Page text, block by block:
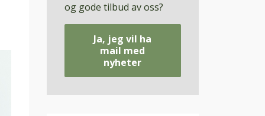
og gode tilbud av oss?
Ja, jeg vil ha
mail med
nyheter